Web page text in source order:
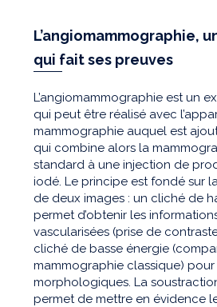
L’angiomammographie,
qui fait ses preuves
L’angiomammographie est un
qui peut être réalisé avec
mammographie auquel est
qui combine alors la
standard à une injection de
iodé. Le principe est fondé sur
de deux images : un cliché de
permet d’obtenir les
vascularisées (prise de
cliché de basse énergie
mammographie classique)
morphologiques. La
permet de mettre en évidence